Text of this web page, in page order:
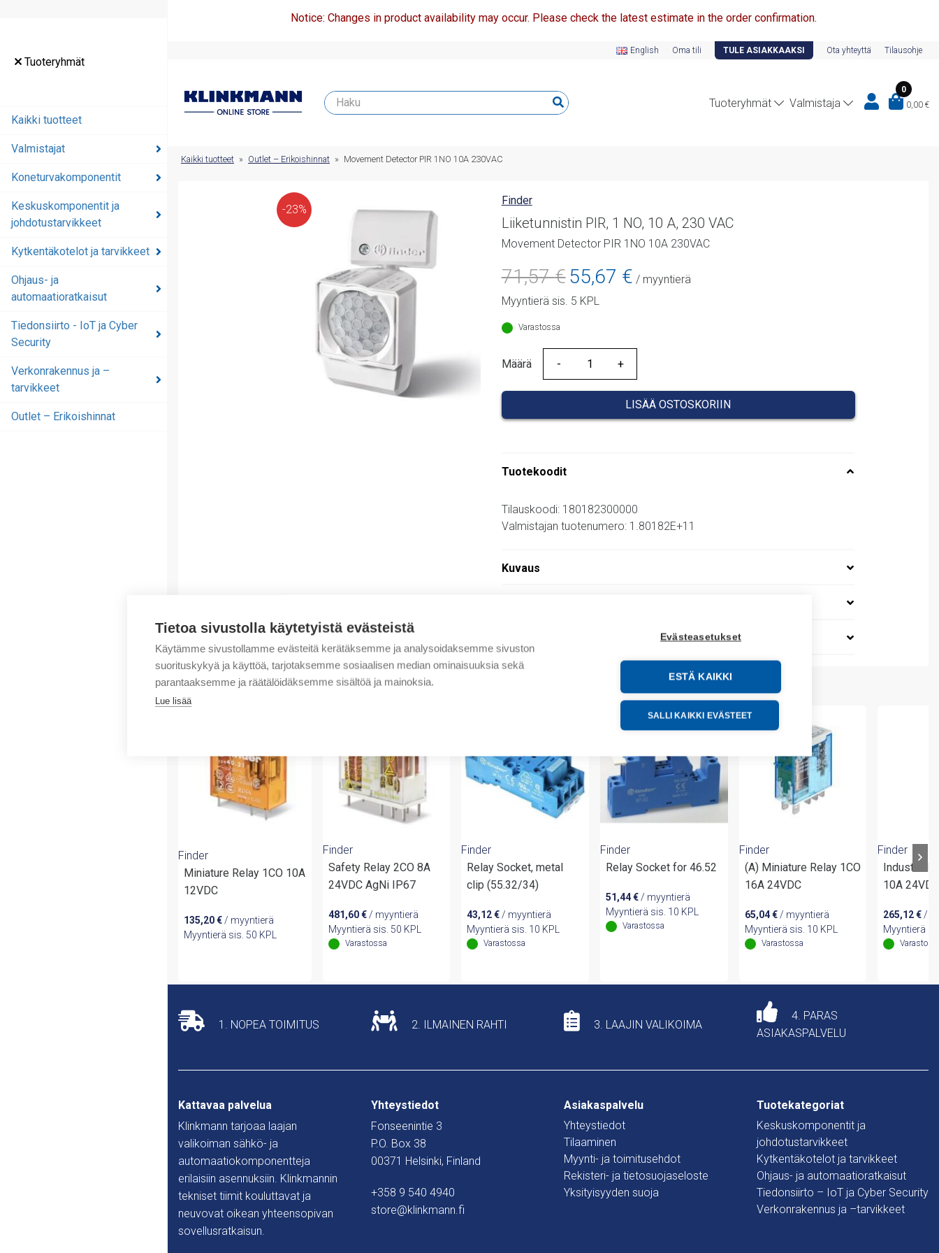
Tietoa sivustolla käytetyistä evästeistä
Käytämme sivustollamme evästeitä kerätäksemme ja analysoidaksemme sivuston
suorituskykyä ja käyttöä, tarjotaksemme sosiaalisen median ominaisuuksia sekä
parantaaksemme ja räätälöidäksemme sisältöä ja mainoksia.
Lue lisää
Evästeasetukset
ESTÄ KAIKKI
SALLI KAIKKI EVÄSTEET
Tuoteryhmät
Kaikki tuotteet
Valmistajat
Koneturvakomponentit
Keskuskomponentit ja
johdotustarvikkeet
Kytkentäkotelot ja tarvikkeet
Ohjaus- ja
automaatioratkaisut
Tiedonsiirto - IoT ja Cyber
Security
Verkonrakennus ja –
tarvikkeet
Outlet – Erikoishinnat
Notice: Changes in product availability may occur. Please check the latest estimate in the order confirmation.
English Oma tili TULE ASIAKKAAKSI Ota yhteyttä Tilausohje
Tuoteryhmät Valmistaja
0
0,00 €
Keskuskomponentit ja
Kaikki tuotteet » Outlet – Erikoishinnat » Movement Detector PIR 1NO 10A 230VAC
-23%
Finder
Liiketunnistin PIR, 1 NO, 10 A, 230 VAC
Movement Detector PIR 1NO 10A 230VAC
71,57€ Alkuperäinen
hinta
oli:
55,67 €Nykyinen
hinta
/ myyntierä
Myyntierä sis. 5 KPL
Varastossa
Määrä
Määrä
LISÄÄ OSTOSKORIIN
Tuotekoodit
Tilauskoodi: 180182300000
Valmistajan tuotenumero: 1.80182E+11
Kuvaus
Tuotteita samalta valmistajalta
Finder
Miniature Relay 1CO 10A
12VDC
135,20€ / myyntierä
Myyntierä sis. 50 KPL
Finder
Safety Relay 2CO 8A
24VDC AgNi IP67
481,60€/ myyntierä
Myyntierä sis. 50 KPL
Varastossa
Finder
Relay Socket, metal
clip (55.32/34)
43,12€ / myyntierä
Myyntierä sis. 10 KPL
Varastossa
Finder
Relay Socket for 46.52
51,44€ / myyntierä
Myyntierä sis. 10 KPL
Varastossa
Finder
(A) Miniature Relay 1CO
16A 24VDC
65,04€/ myyntierä
Myyntierä sis. 10 KPL
Varastossa
Finder
Industrial
10A
265,12€ /
Myyntierä
1. NOPEA TOIMITUS 2. ILMAINEN RAHTI 3. LAAJIN VALIKOIMA
4. PARAS
ASIAKASPALVELU
Kattavaa palvelua
Klinkmann tarjoaa laajan
valikoiman sähkö- ja
automaatiokomponentteja
erilaisiin asennuksiin. Klinkmannin
tekniset tiimit kouluttavat ja
neuvovat oikean yhteensopivan
sovellusratkaisun.
Yhteystiedot
Fonseenintie 3
P.O. Box 38
00371 Helsinki, Finland
+358 9 540 4940
store@klinkmann.fi
Asiakaspalvelu
Yhteystiedot
Tilaaminen
Myynti- ja toimitusehdot
Rekisteri- ja tietosuojaseloste
Yksityisyyden suoja
Tuotekategoriat
Keskuskomponentit ja
johdotustarvikkeet
Kytkentäkotelot ja tarvikkeet
Ohjaus- ja automaatioratkaisut
Tiedonsiirto – IoT ja Cyber Security
Verkonrakennus ja –tarvikkeet